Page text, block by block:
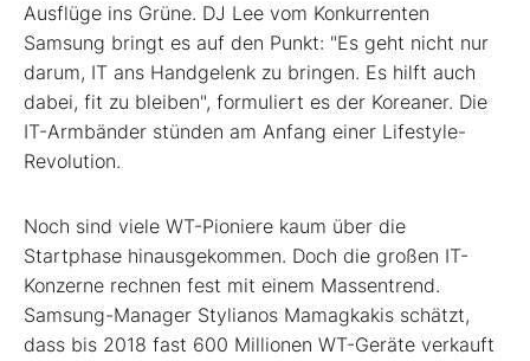
Ausflüge ins Grüne. DJ Lee vom Konkurrenten
Samsung bringt es auf den Punkt: "Es geht nicht nur
darum, IT ans Handgelenk zu bringen. Es hilft auch
dabei, fit zu bleiben", formuliert es der Koreaner. Die
IT-Armbänder stünden am Anfang einer Lifestyle-
Revolution.
Noch sind viele WT-Pioniere kaum über die
Startphase hinausgekommen. Doch die großen IT-
Konzerne rechnen fest mit einem Massentrend.
Samsung-Manager Stylianos Mamagkakis schätzt,
dass bis 2018 fast 600 Millionen WT-Geräte verkauft